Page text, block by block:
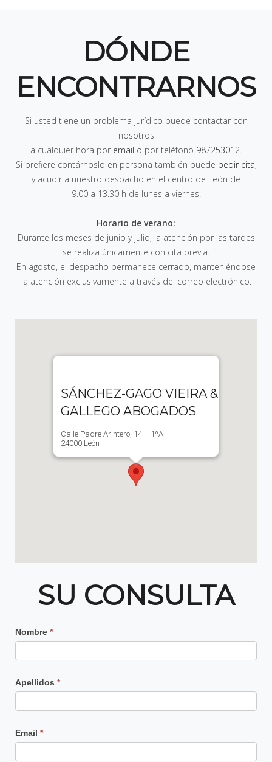
DÓNDE
ENCONTRARNOS
Si usted tiene un problema jurídico puede contactar con
nosotros
a cualquier hora por email o por teléfono 987253012.
Si prefiere contárnoslo en persona también puede pedir cita,
y acudir a nuestro despacho en el centro de León de
9.00 a 13.30 h de lunes a viernes.
Horario de verano:
Durante los meses de junio y julio, la atención por las tardes
se realiza únicamente con cita previa.
En agosto, el despacho permanece cerrado, manteniéndose
la atención exclusivamente a través del correo electrónico.
SÁNCHEZ-GAGO VIEIRA &
GALLEGO ABOGADOS
Calle Padre Arintero, 14 – 1ºA
24000 León
SU CONSULTA
Contacto
Principal
Nombre *
Apellidos *
Email *